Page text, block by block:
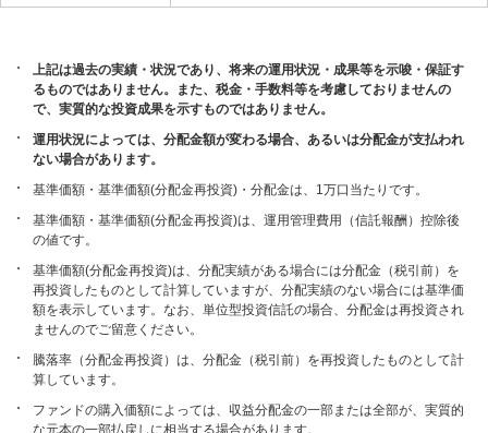
上記は過去の実績・状況であり、将来の運用状況・成果等を示唆・保証す
るものではありません。また、税金・手数料等を考慮しておりませんの
で、実質的な投資成果を示すものではありません。
運用状況によっては、分配金額が変わる場合、あるいは分配金が支払われ
ない場合があります。
基準価額・基準価額(分配金再投資)・分配金は、1万口当たりです。
基準価額・基準価額(分配金再投資)は、運用管理費用（信託報酬）控除後
の値です。
基準価額(分配金再投資)は、分配実績がある場合には分配金（税引前）を
再投資したものとして計算していますが、分配実績のない場合には基準価
額を表示しています。なお、単位型投資信託の場合、分配金は再投資され
ませんのでご留意ください。
騰落率（分配金再投資）は、分配金（税引前）を再投資したものとして計
算しています。
ファンドの購入価額によっては、収益分配金の一部または全部が、実質的
な元本の一部払戻しに相当する場合があります。